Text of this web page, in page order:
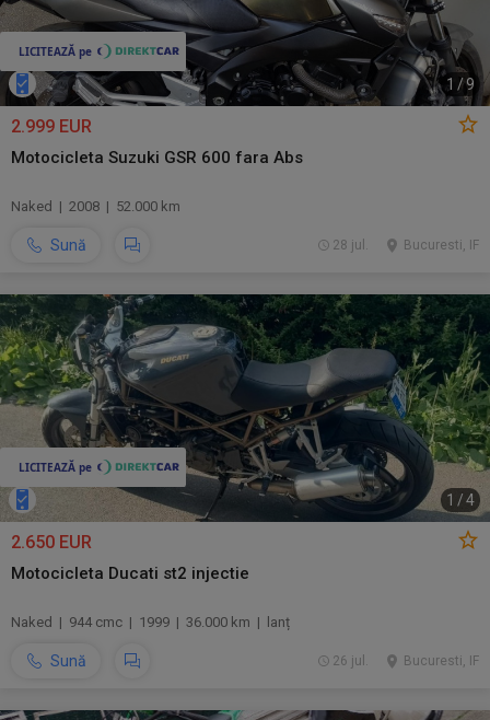
1 /9
2.999 EUR
Motocicleta Suzuki GSR 600 fara Abs
Naked | 2008 | 52.000 km
Sună Bucuresti, IF
28 jul.
1 /4
2.650 EUR
Motocicleta Ducati st2 injectie
Naked | 944 cmc | 1999 | 36.000 km | lanț
Sună Bucuresti, IF
26 jul.